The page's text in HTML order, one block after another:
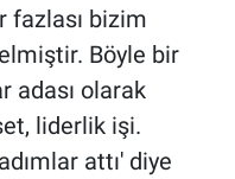
fazlası bizim
Böyle bir
adası olarak
liderlik işi.
attı' diye